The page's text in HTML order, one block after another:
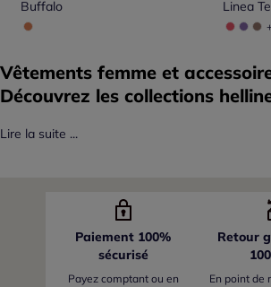
Buffalo Linea
Vêtements femme et
Découvrez les collections
Lire la suite ...
Paiement 100%
sécurisé
Payez comptant ou en
Retour
En point de